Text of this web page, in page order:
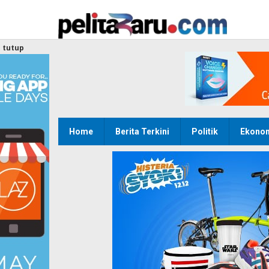
Home Berita Terkini Politik
tutup